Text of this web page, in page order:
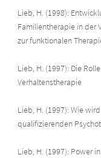
Lieb, H. (1998):
Familientherapie in der
zur funktionalen
Lieb, H. (1997): Die
Verhaltenstherapie
Lieb, H. (1997): Wie
qualifizierenden
Lieb, H. (1997): Power